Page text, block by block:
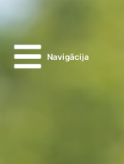
Navigācija